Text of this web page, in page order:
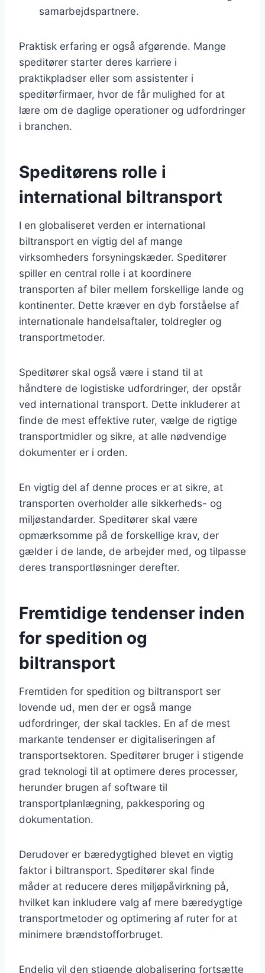
samarbejdspartnere.
Praktisk erfaring er også afgørende. Mange
speditører starter deres karriere i
praktikpladser eller som assistenter i
speditørfirmaer, hvor de får mulighed for at
lære om de daglige operationer og udfordringer
i branchen.
Speditørens rolle i
international biltransport
I en globaliseret verden er international
biltransport en vigtig del af mange
virksomheders forsyningskæder. Speditører
spiller en central rolle i at koordinere
transporten af biler mellem forskellige lande og
kontinenter. Dette kræver en dyb forståelse af
internationale handelsaftaler, toldregler og
transportmetoder.
Speditører skal også være i stand til at
håndtere de logistiske udfordringer, der opstår
ved international transport. Dette inkluderer at
finde de mest effektive ruter, vælge de rigtige
transportmidler og sikre, at alle nødvendige
dokumenter er i orden.
En vigtig del af denne proces er at sikre, at
transporten overholder alle sikkerheds- og
miljøstandarder. Speditører skal være
opmærksomme på de forskellige krav, der
gælder i de lande, de arbejder med, og tilpasse
deres transportløsninger derefter.
Fremtidige tendenser inden
for spedition og
biltransport
Fremtiden for spedition og biltransport ser
lovende ud, men der er også mange
udfordringer, der skal tackles. En af de mest
markante tendenser er digitaliseringen af
transportsektoren. Speditører bruger i stigende
grad teknologi til at optimere deres processer,
herunder brugen af software til
transportplanlægning, pakkesporing og
dokumentation.
Derudover er bæredygtighed blevet en vigtig
faktor i biltransport. Speditører skal finde
måder at reducere deres miljøpåvirkning på,
hvilket kan inkludere valg af mere bæredygtige
transportmetoder og optimering af ruter for at
minimere brændstofforbruget.
Endelig vil den stigende globalisering fortsætte